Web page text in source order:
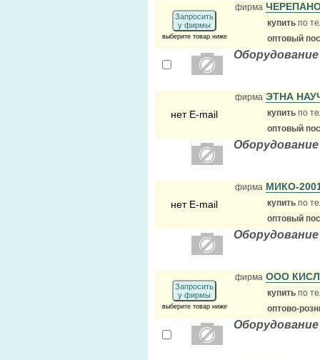
Запросить
у фирмы
выберите товар ниже
фирма
купить по
оптовый
нет E-mail
фирма ЭТНА
купить по
оптовый
нет E-mail
фирма МИКО-
купить по
оптовый
Запросить
у фирмы
выберите товар ниже
фирма ООО
купить по
оптово-